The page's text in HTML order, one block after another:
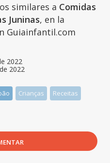
similares a Comidas
Juninas, en la
Guiainfantil.com
2022
2022
Crianças
Receitas